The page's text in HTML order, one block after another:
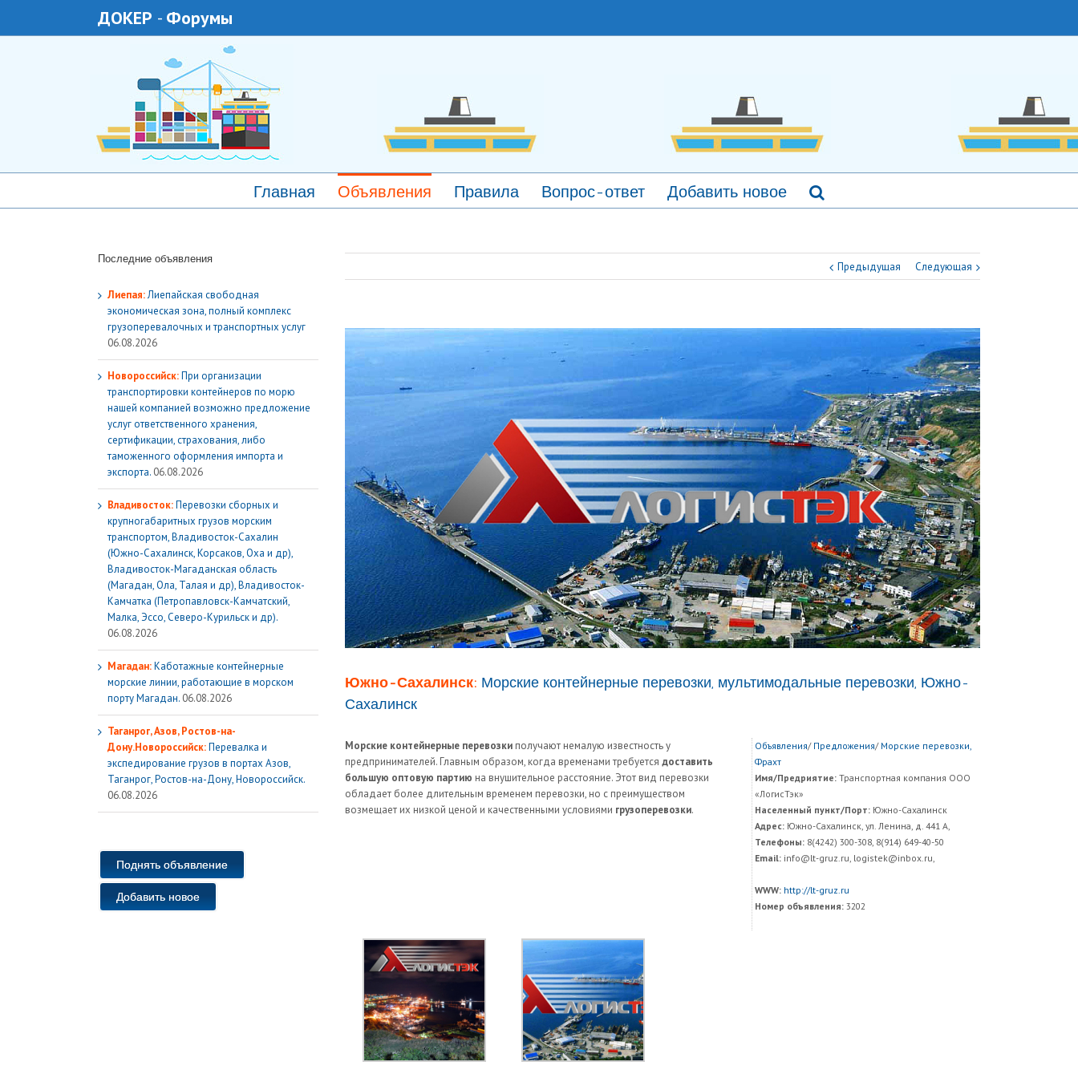
ДОКЕР - Форумы
Главная Объявления Правила Вопрос-ответ Добавить новое
Предыдущая Следующая
Южно-Сахалинск: Морские контейнерные перевозки, мультимодальные перевозки, Южно-
Сахалинск
Морские контейнерные перевозки получают немалую известность у
предпринимателей. Главным образом, когда временами требуется доставить
большую оптовую партию на внушительное расстояние. Этот вид перевозки
обладает более длительным временем перевозки, но с преимуществом
возмещает их низкой ценой и качественными условиями грузоперевозки.
Объявления/ Предложения/ Морские перевозки,
Фрахт
Имя/Предриятие: Транспортная компания ООО
«ЛогисТэк»
Населенный пункт/Порт: Южно-Сахалинск
Адрес: Южно-Сахалинск, ул. Ленина, д. 441 А,
Телефоны: 8(4242) 300-308, 8(914) 649-40-50
Email: info@lt-gruz.ru, logistek@inbox.ru,
WWW: http://lt-gruz.ru
Номер объявления: 3202
Последние объявления
Лиепая:Лиепайская свободная
экономическая зона, полный комплекс
грузoперевалочных и транспортных услуг
06.08.2026
Новороссийск:При организации
транспортировки контейнеров по морю
нашей компанией возможно предложение
услуг ответственного хранения,
сертификации, страхования, либо
таможенного оформления импорта и
экспорта. 06.08.2026
Владивосток:Перевозки сборных и
крупногабаритных грузов морским
транспортом, Владивосток-Сахалин
(Южно-Сахалинск, Корсаков, Оха и др),
Владивосток-Магаданская область
(Магадан, Ола, Талая и др), Владивосток-
Камчатка (Петропавловск-Камчатский,
Малка, Эссо, Северо-Курильск и др).
06.08.2026
Магадан:Каботажные контейнерные
морские линии, работающие в морском
порту Магадан. 06.08.2026
Таганрог, Азов, Ростов-на-
Дону.Новороссийск:Перевалка и
экспедирование грузов в портах Азов,
Таганрог, Ростов-на-Дону, Новороссийск.
06.08.2026
Поднять объявление
Добавить новое